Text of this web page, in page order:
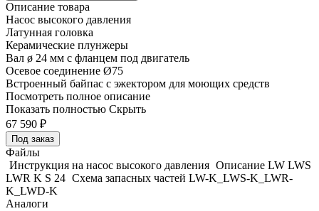
Описание товара
Насос высокого давления
Латунная головка
Керамические плунжеры
Вал ø 24 мм с фланцем под двигатель
Осевое соединение Ø75
Встроенный байпас с эжектором для моющих средств
Посмотреть полное описание
Показать полностью Скрыть
67 590 ₽
Под заказ
Файлы
Инструкция на насос высокого давления Описание LW LWS
LWR K S 24 Схема запасных частей LW-K_LWS-K_LWR-
K_LWD-K
Аналоги